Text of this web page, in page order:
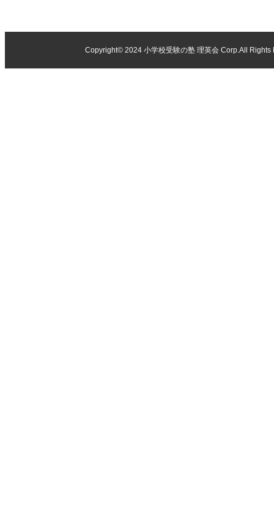
Copyright© 2024 小学校受験の塾 理英会Corp.All Rights